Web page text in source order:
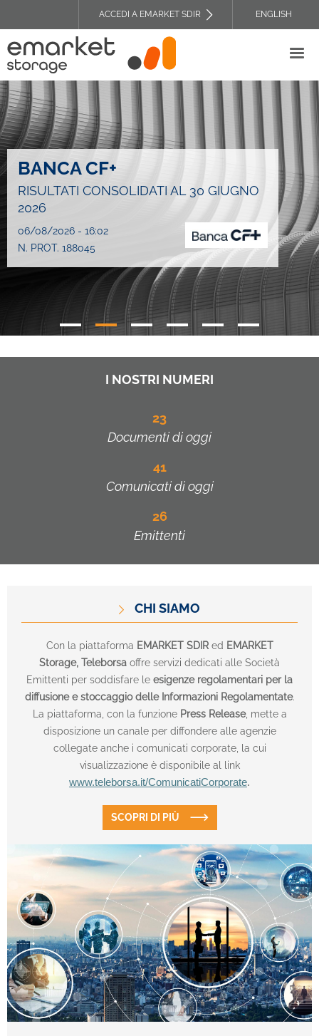
contenuto
principale
TOP
HEADER
ACCEDI A EMARKET SDIR ENGLISH
BANCA CF+
RISULTATI CONSOLIDATI AL 30 GIUGNO
2026
06/08/2026 - 16:02
N. PROT. 188045
I NOSTRI NUMERI
23
Documenti di oggi
41
Comunicati di oggi
26
Emittenti
CHI SIAMO
Con la piattaforma EMARKET SDIR ed EMARKET
Storage, Teleborsa offre servizi dedicati alle Società
Emittenti per soddisfare le esigenze regolamentari per la
diffusione e stoccaggio delle Informazioni Regolamentate.
La piattaforma, con la funzione Press Release, mette a
disposizione un canale per diffondere alle agenzie
collegate anche i comunicati corporate, la cui
visualizzazione è disponibile al link
www.teleborsa.it/ComunicatiCorporate.
SCOPRI DI PIÙ